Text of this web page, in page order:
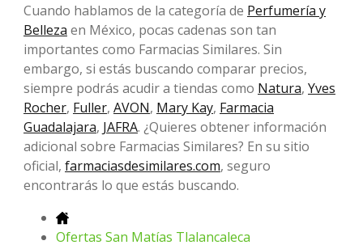
Cuando hablamos de la categoría de Perfumería y
Belleza en México, pocas cadenas son tan
importantes como Farmacias Similares. Sin
embargo, si estás buscando comparar precios,
siempre podrás acudir a tiendas como Natura, Yves
Rocher, Fuller, AVON, Mary Kay, Farmacia
Guadalajara, JAFRA. ¿Quieres obtener información
adicional sobre Farmacias Similares? En su sitio
oficial, farmaciasdesimilares.com, seguro
encontrarás lo que estás buscando.
Ofertas San Matías Tlalancaleca